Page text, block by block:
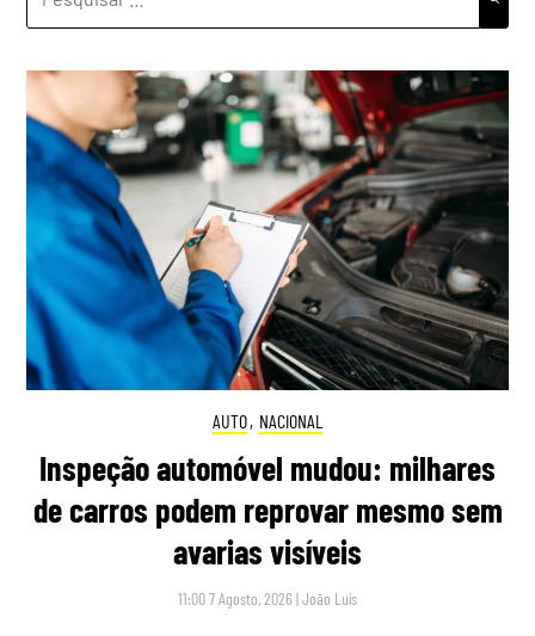
POR:
AUTO, NACIONAL
Inspeção automóvel mudou: milhares
de carros podem reprovar mesmo sem
avarias visíveis
11:00 7 Agosto, 2026 |João Luís